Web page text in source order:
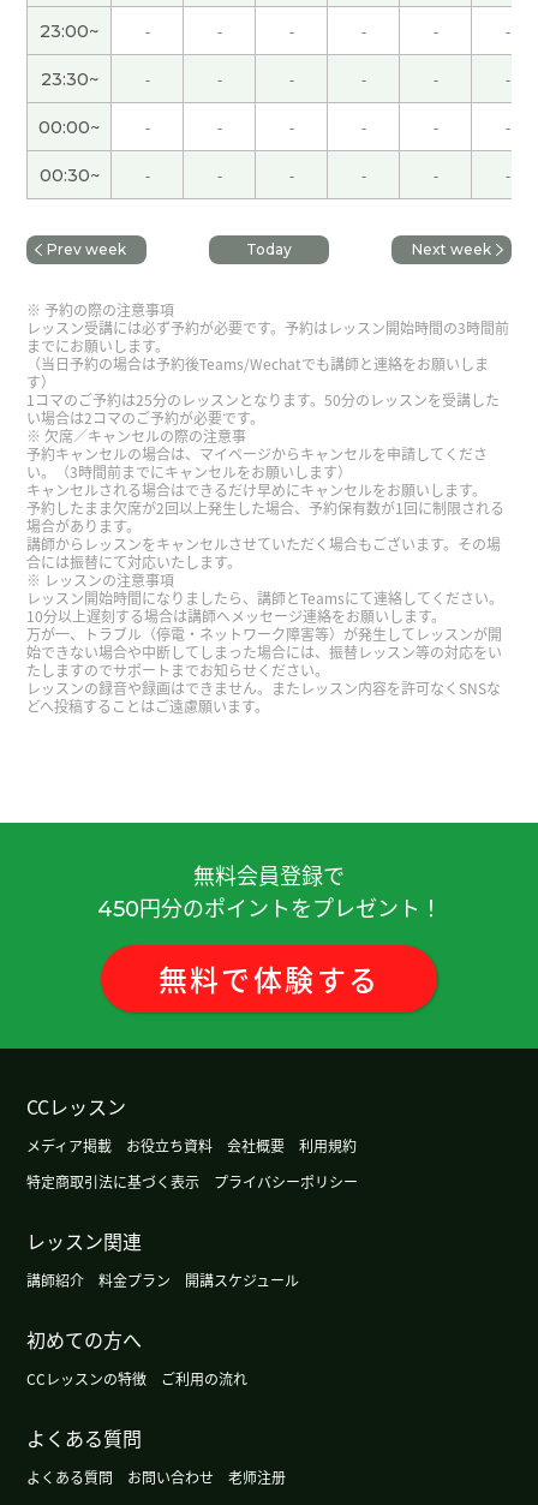
谢谢老师！！
谢谢老师耐心的指导！认识您很高兴，很有怀念大
连！
謝謝老師的幫助！真的好久不見了！聊得很開心！
期待下次與老師再聊！( 男性 )
跟你聊天真开心 下次再聊别的话题吧 谢谢老师
性 )
谢谢你给我好懂的课！ 下次见👍☺️👍( 40代 男性 )
谢谢您的课！上课很开心了～
和你聊天真的很愉快。我想吃传统的老式麻辣烫！
下次见^^
谢谢您的课。我喜欢东北菜，狗宝肉和地三鲜很好
吃！在日本的话，池袋有当地的好吃的东北菜店。
下次再见！( 男性 )
非常感谢您面带微笑、细致入微地教导我！
我很惊讶，没想到老师知道京都人的「皮肉」。 但
是平时用那样的「皮肉」的京都人很少。 我觉得京
都的年轻人不能用那样的「皮肉」。 但是因为在电
视上介绍，所以很有名了。 这节课也很有意思，谢
谢老师。( 50代 男性 )
今天非常感谢您耐心的指导
非常感謝 下次見( 40代 男性 )
非常感謝 下次見
下次见～
性 )
我听说过现在的中国如果只能用现金的话非常不方
23:00~ - - - - - -
23:30~ - - - - - -
00:00~ - - - - - -
00:30~ - - - - - -
Prev week Today Next week
予約の際の注意事項
レッスン受講には必ず予約が必要です。予約はレッスン開始時間の3時間前
までにお願いします。
（当日予約の場合は予約後Teams/Wechatでも講師と連絡をお願いしま
す）
1コマのご予約は25分のレッスンとなります。50分のレッスンを受講した
い場合は2コマのご予約が必要です。
欠席／キャンセルの際の注意事
予約キャンセルの場合は、マイページからキャンセルを申請してくださ
い。（3時間前までにキャンセルをお願いします）
キャンセルされる場合はできるだけ早めにキャンセルをお願いします。
予約したまま欠席が2回以上発生した場合、予約保有数が1回に制限される
場合があります。
講師からレッスンをキャンセルさせていただく場合もございます。その場
合には振替にて対応いたします。
レッスンの注意事項
レッスン開始時間になりましたら、講師とTeamsにて連絡してください。
10分以上遅刻する場合は講師へメッセージ連絡をお願いします。
万が一、トラブル（停電・ネットワーク障害等）が発生してレッスンが開
始できない場合や中断してしまった場合には、振替レッスン等の対応をい
たしますのでサポートまでお知らせください。
レッスンの録音や録画はできません。またレッスン内容を許可なくSNSな
どへ投稿することはご遠慮願います。
無料会員登録で
450円分のポイントをプレゼント！
無料で体験する
CCレッスン
メディア掲載 お役立ち資料 会社概要
利用規約
特定商取引法に基づく表示
プライバシーポリシー
レッスン関連
講師紹介 料金プラン 開講スケジュール
初めての方へ
CCレッスンの特徴 ご利用の流れ
よくある質問
よくある質問 お問い合わせ 老师注册